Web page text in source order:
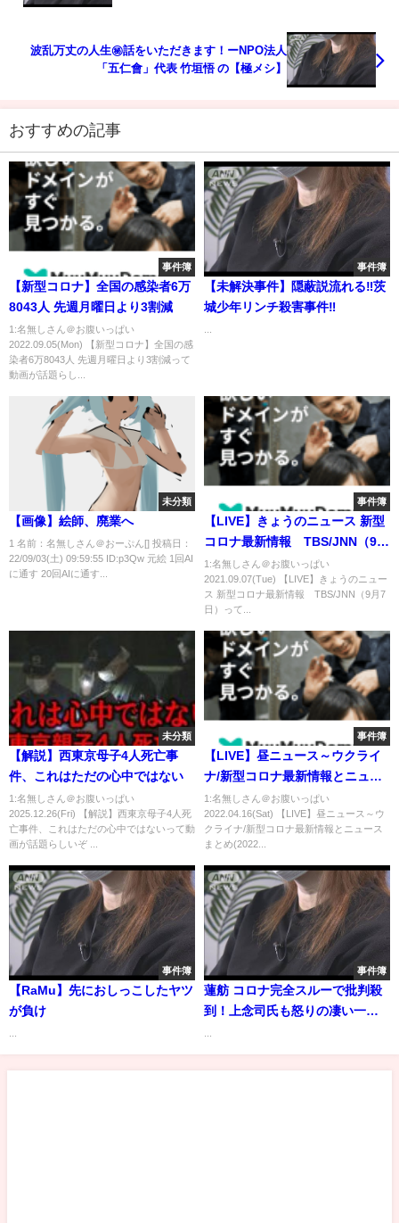
波乱万丈の人生㊙話をいただきます！ーNPO法人
「五仁會」代表 竹垣悟 の【極メシ】
おすすめの記事
事件簿
【新型コロナ】全国の感染者6万
8043人 先週月曜日より3割減
1:名無しさん＠お腹いっぱい
2022.09.05(Mon) 【新型コロナ】全国の感
染者6万8043人 先週月曜日より3割減って
動画が話題らし...
事件簿
【未解決事件】隠蔽説流れる‼茨
城少年リンチ殺害事件‼
未分類
【画像】絵師、廃業へ
1 名前：名無しさん＠おーぷん[] 投稿日：
22/09/03(土) 09:59:55 ID:p3Qw 元絵 1回AI
に通す 20回AIに通す...
事件簿
【LIVE】きょうのニュース 新型
コロナ最新情報 TBS/JNN（9月
7日）
1:名無しさん＠お腹いっぱい
2021.09.07(Tue) 【LIVE】きょうのニュー
ス 新型コロナ最新情報 TBS/JNN（9月7
日）って...
未分類
【解説】西東京母子4人死亡事
件、これはただの心中ではない
1:名無しさん＠お腹いっぱい
2025.12.26(Fri) 【解説】西東京母子4人死
亡事件、これはただの心中ではないって動
画が話題らしいぞ ...
事件簿
【LIVE】昼ニュース～ウクライ
ナ/新型コロナ最新情報とニュー
スまとめ(2022年4月16日)
1:名無しさん＠お腹いっぱい
2022.04.16(Sat) 【LIVE】昼ニュース～ウ
クライナ/新型コロナ最新情報とニュース
まとめ(2022...
事件簿
【RaMu】先におしっこしたヤツ
が負け
事件簿
蓮舫 コロナ完全スルーで批判殺
到！上念司氏も怒りの凄い一
が面白い！ｗ最新の面白い国会
中継